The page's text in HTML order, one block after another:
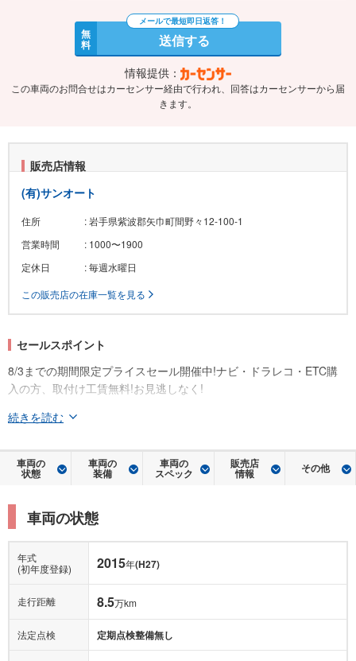
無
料 送信する
情報提供：
この車両のお問合せはカーセンサー経由で行われ、回答はカーセンサーから届
きます。
販売店情報
(有)サンオート
住所
: 岩手県紫波郡矢巾町間野々12-100-1
営業時間
: 1000〜1900
定休日
: 毎週水曜日
この販売店の在庫一覧を見る
セールスポイント
8/3までの期間限定プライスセール開催中!ナビ・ドラレコ・ETC購
入の方、取付け工賃無料!お見逃しなく!
続きを読む
車両の
状態
車両の
装備
車両の
スペック
販売店
情報 その他
車両の状態
年式
(初年度登録)
2015年(H27)
走行距離 8.5万km
法定点検 定期点検整備無し